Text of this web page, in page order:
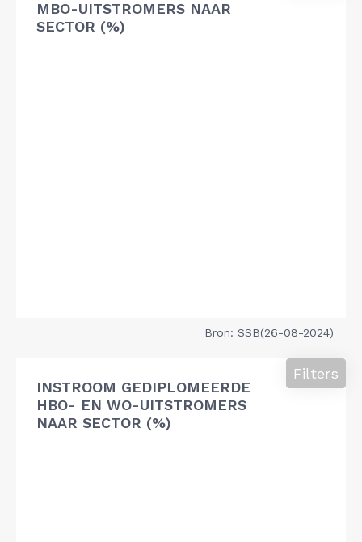
MBO-UITSTROMERS NAAR
SECTOR (%)
Bron: SSB(26-08-2024)
INSTROOM GEDIPLOMEERDE
HBO- EN WO-UITSTROMERS
NAAR SECTOR (%)
Filters